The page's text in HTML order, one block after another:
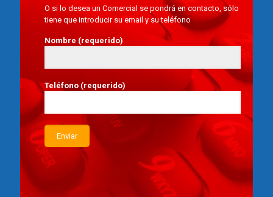
O si lo desea un Comercial se pondrá en contacto, sólo
tiene que introducir su email y su teléfono
Nombre (requerido)
Teléfono (requerido)